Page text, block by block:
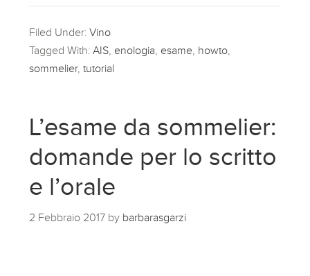
Filed Under:Vino
Tagged With:AIS enologia esame howto
sommelier,tutorial
L’esame da sommelier:
domande per lo scritto
e l’orale
2 Febbraio 2017 by barbarasgarzi